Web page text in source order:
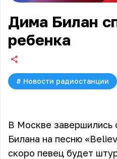
Дима Билан
ребенка
# Новости радиостанции
В Москве завершились
Билана на песню
скоро певец будет